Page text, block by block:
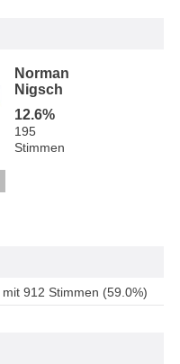
Norman
Nigsch
12.6%
195
Stimmen
mit 912 Stimmen (59.0%)